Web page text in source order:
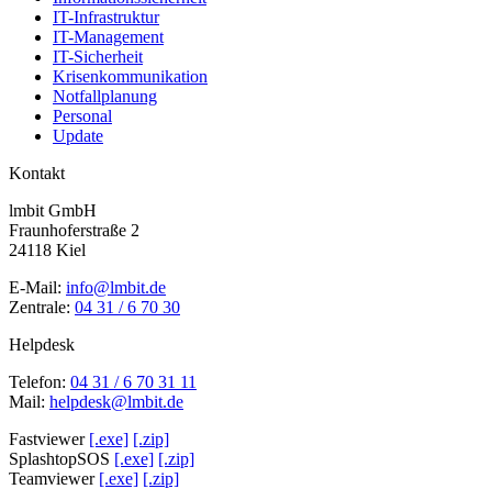
IT-Infrastruktur
IT-Management
IT-Sicherheit
Krisenkommunikation
Notfallplanung
Personal
Update
Kontakt
lmbit GmbH
Fraunhoferstraße 2
24118 Kiel
E-Mail: info@lmbit.de
Zentrale: 04 31 / 6 70 30
Helpdesk
Telefon: 04 31 / 6 70 31 11
Mail: helpdesk@lmbit.de
Fastviewer [.exe] [.zip]
SplashtopSOS [.exe] [.zip]
Teamviewer [.exe] [.zip]